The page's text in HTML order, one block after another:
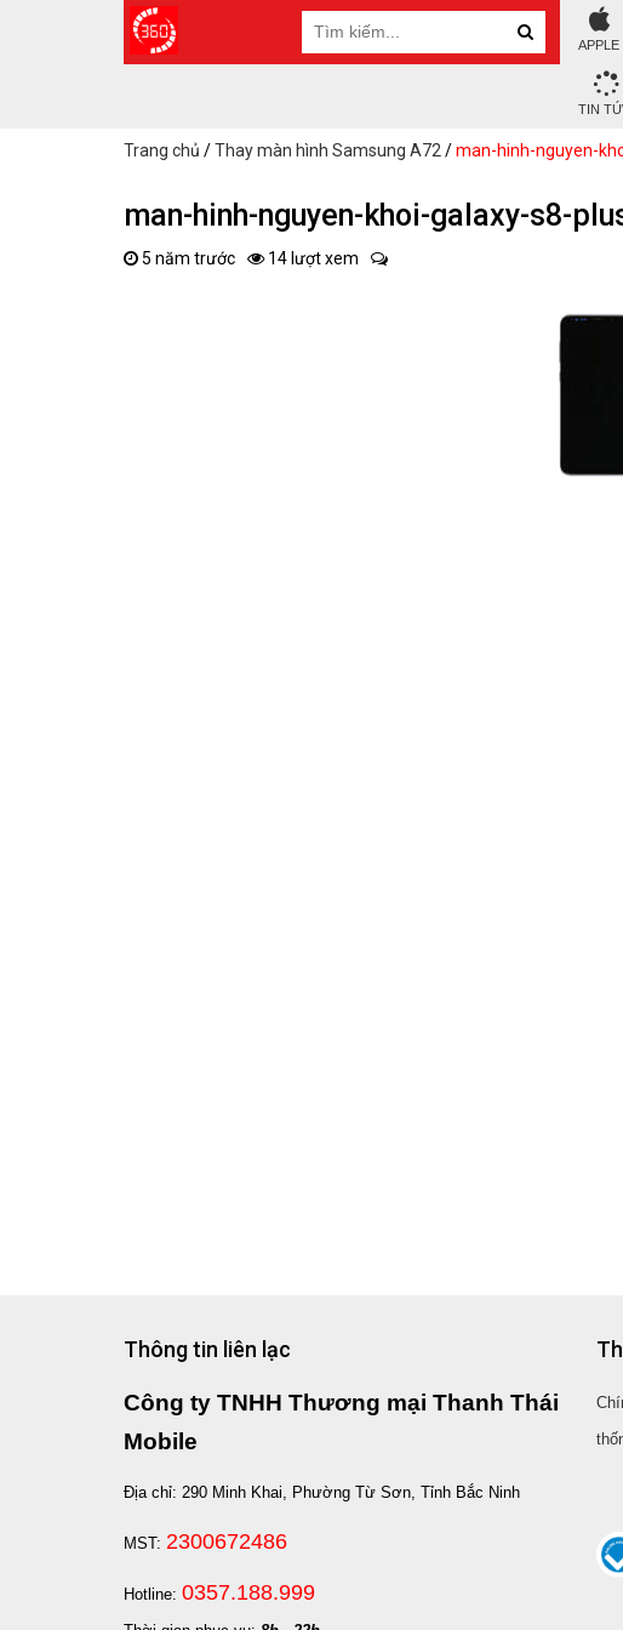
APPLE
TIN
Trang chủ /Thay màn hình Samsung A72 /man-hinh-nguyen-
man-hinh-nguyen-khoi-galaxy-s8-
5 năm trước 14 lượt xem
Thông tin liên lạc
Công ty TNHH Thương mại Thanh Thái
Mobile
Địa chỉ: 290 Minh Khai, Phường Từ Sơn, Tỉnh Bắc Ninh
MST: 2300672486
Hotline: 0357.188.999